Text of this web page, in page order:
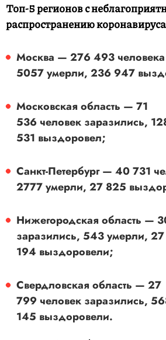
Топ-5 регионов с
распространению
Москва — 276 493 человека
5057 умерли, 236 947
Московская область — 71
536 человек заразились,
531 выздоровел;
Санкт-Петербург — 40 731
2777 умерли, 27 825
Нижегородская область —
заразились, 543 умерли, 27
194 выздоровели;
Свердловская область — 27
799 человек заразились,
145 выздоровели.